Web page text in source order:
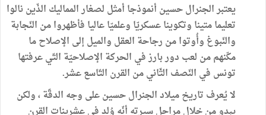
يعتبر الجنرال حسين أنموذجا أمثل لصغار المماليك الذّين نالوا
تعليما متينا وتكوينا عسكريّا وعلميّا عاليا فأظهروا من النّجابة
والنّبوغ وأُوتوا من رجاحة العقل والميل إلى الإصلاح ما
مكّنهم من لعب دور بارز في الحركة الإصلاحيّة التّي عرفتها
تونس في النّصف الثّاني من القرن التّاسع عشر.
لا يُعرف تاريخ ميلاد الجنرال حسين على وجه الدقّة ، ولكن